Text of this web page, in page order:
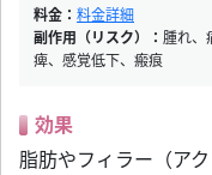
料金： 料金詳細
副作用（リスク）： 腫れ、
痺、感覚低下、瘢痕
効果
脂肪やフィラー（ア